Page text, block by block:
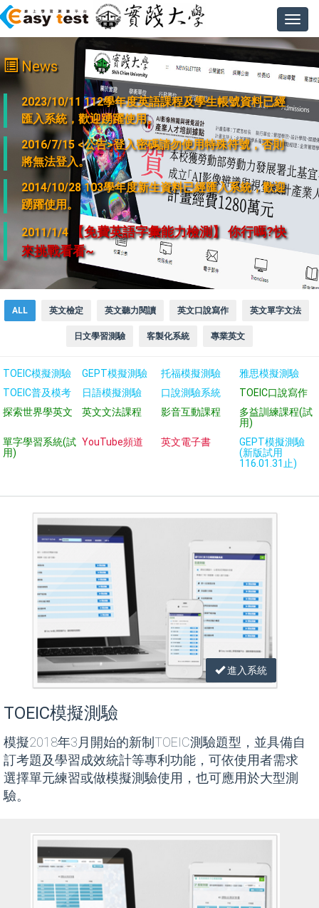
News
2023/10/11 112學年度英語課程及學生帳號資料已經
匯入系統，歡迎踴躍使用。
2016/7/15 <公告>登入密碼請勿使用特殊符號，否則
將無法登入。
2014/10/28 103學年度新生資料已經匯入系統，歡迎
踴躍使用。
2011/1/4
【免費英語字彙能力檢測】 你行嗎?快
來挑戰看看~
ALL 英文檢定 英文聽力閱讀 英文口說寫作 英文單字文法
日文學習測驗 客製化系統 專業英文
TOEIC模擬測驗 GEPT模擬測驗 托福模擬測驗
雅思模擬測驗
TOEIC普及模考
日語模擬測驗 口說測驗系統
TOEIC口說寫作
探索世界學英文
英文文法課程 影音互動課程
多益訓練課程(試
用)
單字學習系統(試
用)
YouTube頻道 英文電子書
GEPT模擬測驗
(新版試用
116.01.31止)
進入系統
TOEIC模擬測驗
模擬2018年3月開始的新制TOEIC測驗題型，並具備自
訂考題及學習成效統計等專利功能，可依使用者需求
選擇單元練習或做模擬測驗使用，也可應用於大型測
驗。